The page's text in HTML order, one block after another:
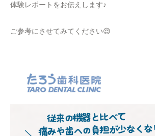
体験レポートをお伝えします♪
ご参考にさせてみてください😌